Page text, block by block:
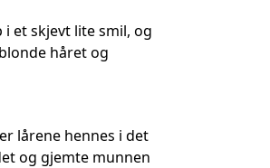
et skjevt lite smil, og
håret og
lårene hennes i det
og gjemte munnen